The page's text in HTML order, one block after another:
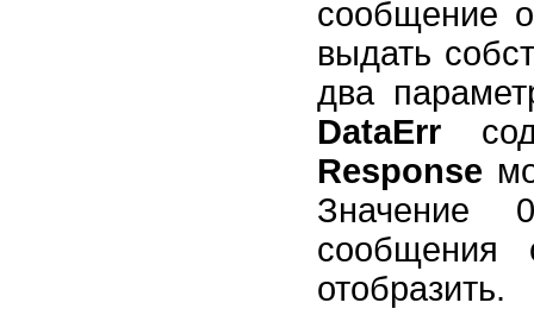
сообщение
выдать
два
DataErr
Response
Значение
отобразить.